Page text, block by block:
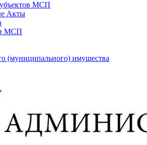
МСП
Акты
МСП
(муниципального) имущества